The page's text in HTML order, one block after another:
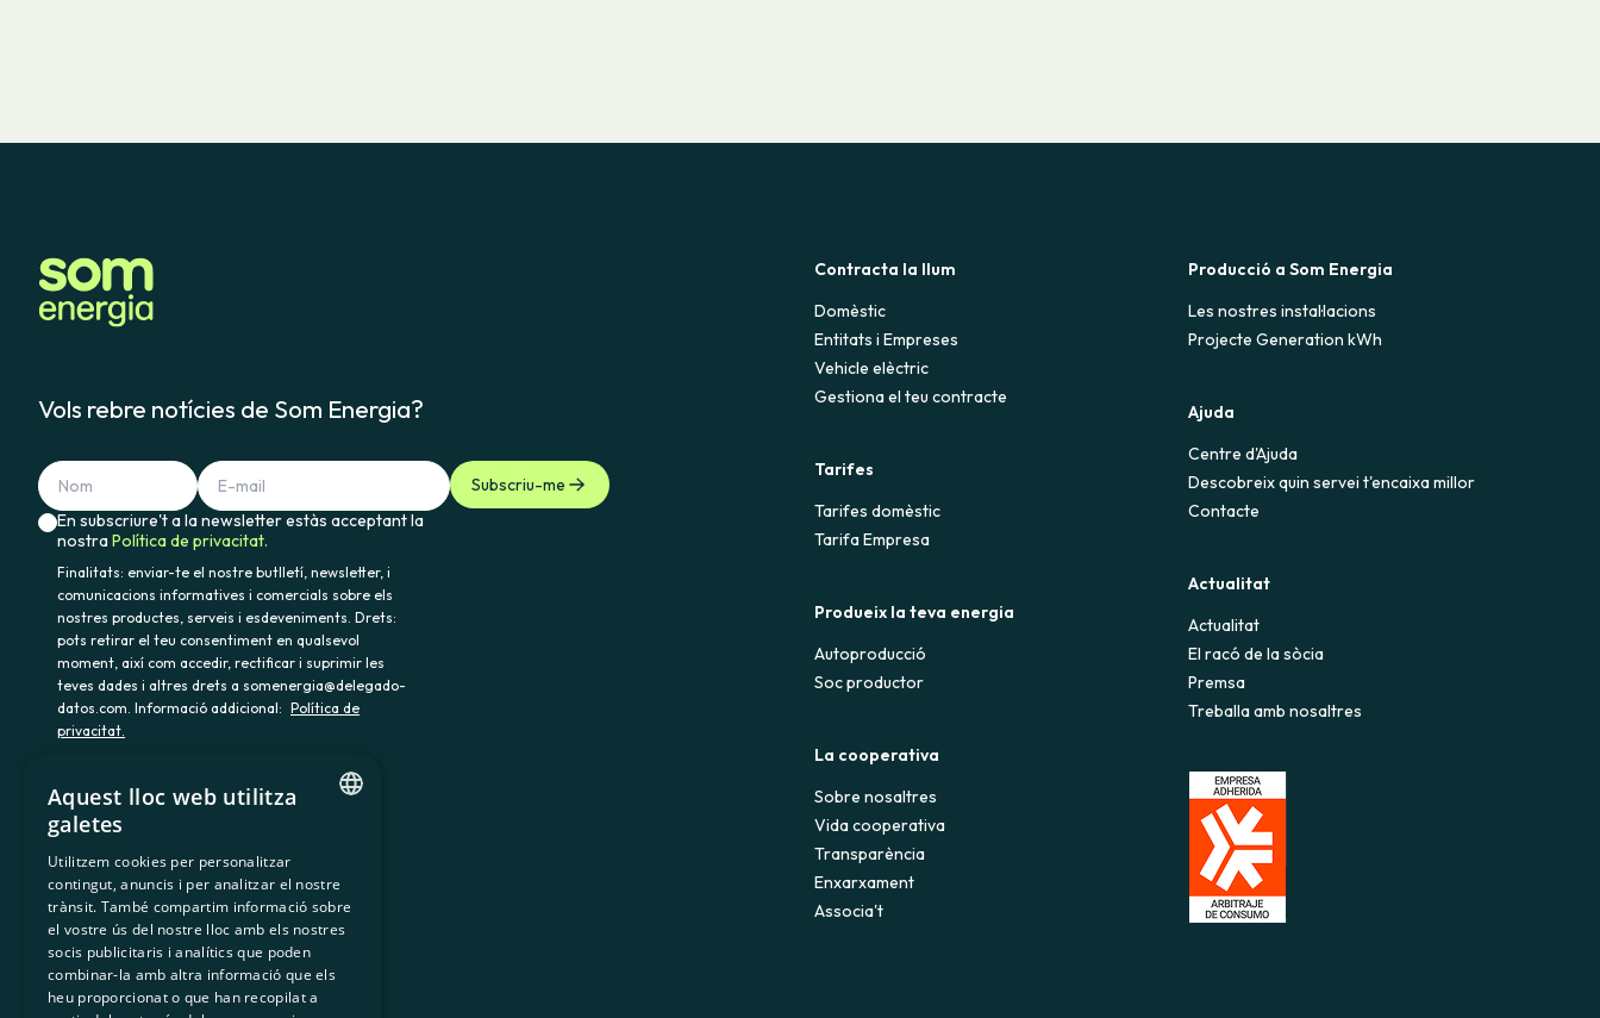
Vols rebre notícies de Som Energia?
Subscriu-me
En subscriure't a la newsletter estàs acceptant la
nostraPolítica de privacitat.
Finalitats: enviar-te el nostre butlletí, newsletter, i
comunicacions informatives i comercials sobre els
nostres productes, serveis i esdeveniments. Drets:
pots retirar el teu consentiment en qualsevol
moment, així com accedir, rectificar i suprimir les
teves dades i altres drets a somenergia@delegado-
datos.com. Informació addicional: Política de
privacitat.
900 103 605
Contracta la llum
Domèstic
Entitats i Empreses
Vehicle elèctric
Gestiona el teu contracte
Tarifes
Tarifes domèstic
Tarifa Empresa
Produeix la teva energia
Autoproducció
Soc productor
La cooperativa
Sobre nosaltres
Vida cooperativa
Transparència
Enxarxament
Associa't
Producció a Som Energia
Les nostres instal·lacions
Projecte Generation kWh
Ajuda
Centre d'Ajuda
Descobreix quin servei t'encaixa millor
Contacte
Actualitat
Actualitat
El racó de la sòcia
Premsa
Treballa amb nosaltres
SPANISH
GL
BASQUE
Aquest lloc web utilitza
galetes
Utilitzem cookies per personalitzar
contingut, anuncis i per analitzar el nostre
trànsit. També compartim informació sobre
el vostre ús del nostre lloc amb els nostres
socis publicitaris i analítics que poden
combinar-la amb altra informació que els
heu proporcionat o que han recopilat a